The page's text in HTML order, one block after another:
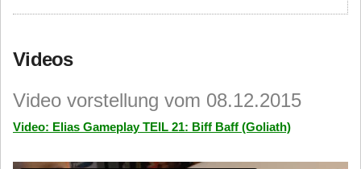
Videos
Video vorstellung vom 08.12.2015
Video: Elias Gameplay TEIL 21: Biff Baff (Goliath)